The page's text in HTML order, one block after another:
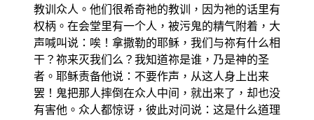
教训众人。他们很希奇祂的教训，因为祂的话里有
权柄。在会堂里有一个人，被污鬼的精气附着，大
声喊叫说：唉！拿撒勒的耶稣，我们与祢有什么相
干？祢来灭我们么？我知道祢是谁，乃是神的圣
者。耶稣责备他说：不要作声，从这人身上出来
罢！鬼把那人摔倒在众人中间，就出来了，却也没
有害他。众人都惊讶，彼此对问说：这是什么道理